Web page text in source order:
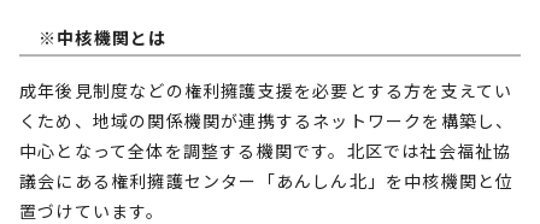
※中核機関とは
成年後見制度などの権利擁護支援を必要とする方を支えてい
くため、地域の関係機関が連携するネットワークを構築し、
中心となって全体を調整する機関です。北区では社会福祉協
議会にある権利擁護センター「あんしん北」を中核機関と位
置づけています。